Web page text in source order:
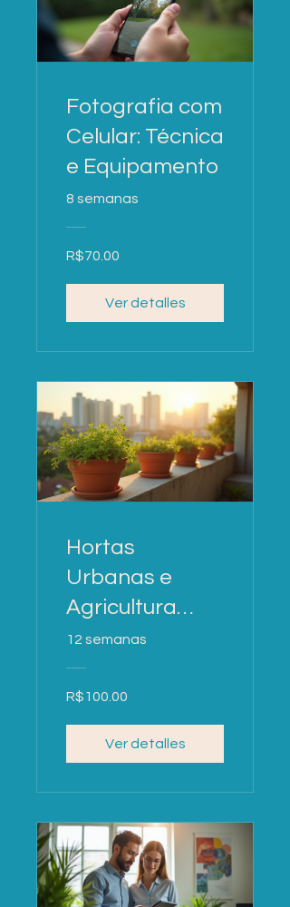
Fotografia com
Celular: Técnica
e Equipamento
8 semanas
R$70.00
Ver detalles
Hortas
Urbanas e
Agricultura
Sustentável
12 semanas
R$100.00
Ver detalles